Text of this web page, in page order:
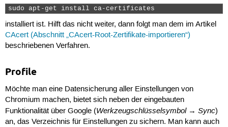
sudo apt-get install ca-certificates
installiert ist. Hilft das nicht weiter, dann folgt man dem im Artikel
CAcert (Abschnitt „CAcert-Root-Zertifikate-importieren“)
beschriebenen Verfahren.
Profile
Möchte man eine Datensicherung aller Einstellungen von
Chromium machen, bietet sich neben der eingebauten
Funktionalität über Google (Werkzeugschlüsselsymbol→ Sync)
an, das Verzeichnis für Einstellungen zu sichern. Man kann auch